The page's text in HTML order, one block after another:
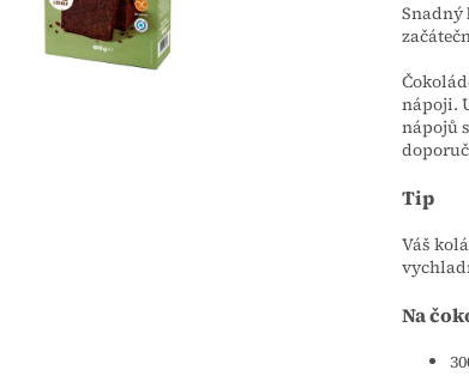
Snadný
nápoji.
nápojů
Tip
Váš
Na